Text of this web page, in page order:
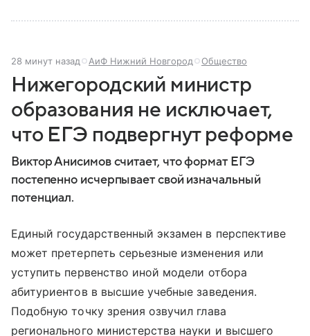
28 минут назад АиФ Нижний Новгород Общество
Нижегородский министр
образования не исключает,
что ЕГЭ подвергнут реформе
Виктор Анисимов считает, что формат ЕГЭ
постепенно исчерпывает свой изначальный
потенциал.
Единый государственный экзамен в перспективе
может претерпеть серьезные изменения или
уступить первенство иной модели отбора
абитуриентов в высшие учебные заведения.
Подобную точку зрения озвучил глава
регионального министерства науки и высшего